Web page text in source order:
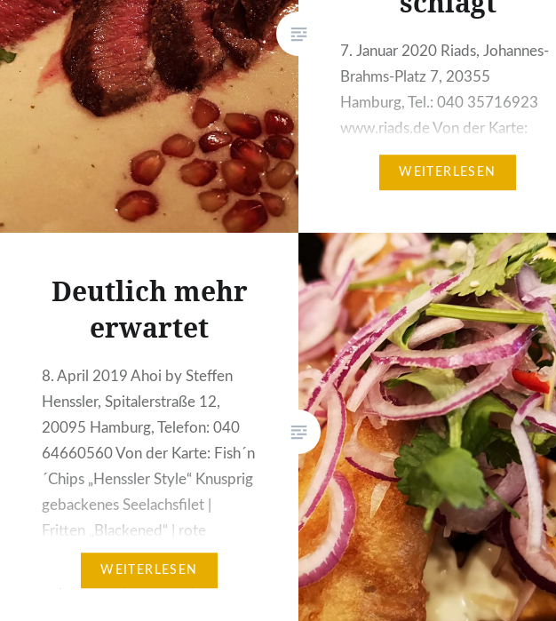
7. Januar 2020 Riads, Johannes-
Brahms-Platz 7, 20355
Hamburg, Tel.: 040 35716923
www.riads.de Von der Karte:
Mansaf Lammrückenfilet
Beduinischer Art mit Zimtreis,
auf Joghurt-Minzsauce, dazu
Gemüse 21,50 Euro Aufgrund
eines Besuches der Laeishalle in
Hamburg kehrte ich in das nah
gelegene libanesische Restaurant
Riads ein. Es befindet sich direkt
am großen Parkplatz und…
WEITERLESEN
Deutlich mehr
erwartet
8. April 2019 Ahoi by Steffen
Henssler, Spitalerstraße 12,
20095 Hamburg, Telefon: 040
64660560 Von der Karte: Fish´n
´Chips „Henssler Style“ Knusprig
gebackenes Seelachsfilet |
Fritten „Blackened“ | rote
Zwiebeln | Peperoni | Koriander |
WEITERLESEN